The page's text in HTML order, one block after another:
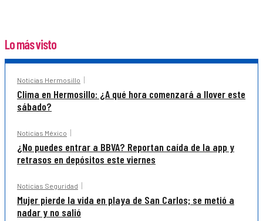
Lo más visto
Noticias Hermosillo
Clima en Hermosillo: ¿A qué hora comenzará a llover este
sábado?
Noticias México
¿No puedes entrar a BBVA? Reportan caída de la app y
retrasos en depósitos este viernes
Noticias Seguridad
Mujer pierde la vida en playa de San Carlos; se metió a
nadar y no salió